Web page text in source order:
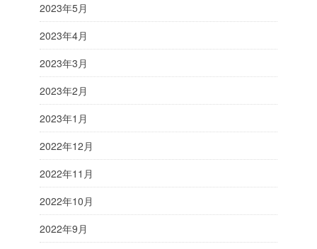
2023年5月
2023年4月
2023年3月
2023年2月
2023年1月
2022年12月
2022年11月
2022年10月
2022年9月